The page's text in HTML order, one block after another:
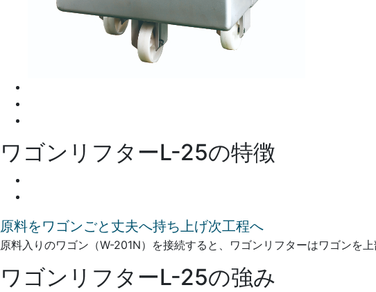
ワゴンリフターL-25の特徴
原料をワゴンごと丈夫へ持ち上げ次工程へ
原料入りのワゴン（W-201N）を接続すると、ワゴンリフターはワゴンを
ワゴンリフターL-25の強み